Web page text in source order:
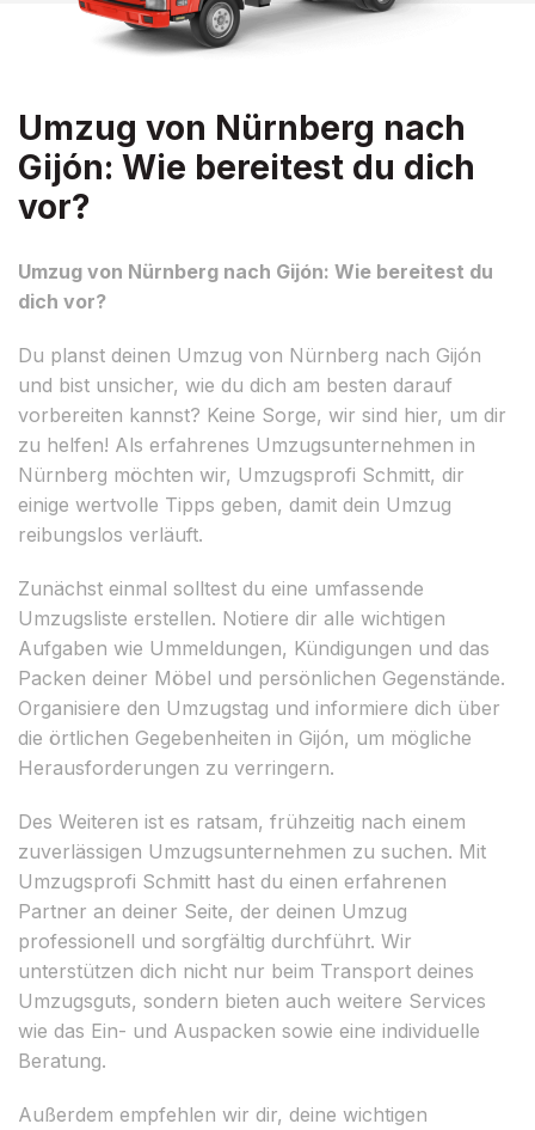
Umzug von Nürnberg nach
Gijón: Wie bereitest du dich
vor?
Umzug von Nürnberg nach Gijón: Wie bereitest du
dich vor?
Du planst deinen Umzug von Nürnberg nach Gijón
und bist unsicher, wie du dich am besten darauf
vorbereiten kannst? Keine Sorge, wir sind hier, um dir
zu helfen! Als erfahrenes Umzugsunternehmen in
Nürnberg möchten wir, Umzugsprofi Schmitt, dir
einige wertvolle Tipps geben, damit dein Umzug
reibungslos verläuft.
Zunächst einmal solltest du eine umfassende
Umzugsliste erstellen. Notiere dir alle wichtigen
Aufgaben wie Ummeldungen, Kündigungen und das
Packen deiner Möbel und persönlichen Gegenstände.
Organisiere den Umzugstag und informiere dich über
die örtlichen Gegebenheiten in Gijón, um mögliche
Herausforderungen zu verringern.
Des Weiteren ist es ratsam, frühzeitig nach einem
zuverlässigen Umzugsunternehmen zu suchen. Mit
Umzugsprofi Schmitt hast du einen erfahrenen
Partner an deiner Seite, der deinen Umzug
professionell und sorgfältig durchführt. Wir
unterstützen dich nicht nur beim Transport deines
Umzugsguts, sondern bieten auch weitere Services
wie das Ein- und Auspacken sowie eine individuelle
Beratung.
Außerdem empfehlen wir dir, deine wichtigen